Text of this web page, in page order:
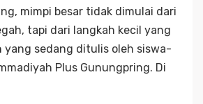
mimpi besar tidak dimulai dari
tapi dari langkah kecil yang
yang sedang ditulis oleh siswa-
Plus Gunungpring. Di